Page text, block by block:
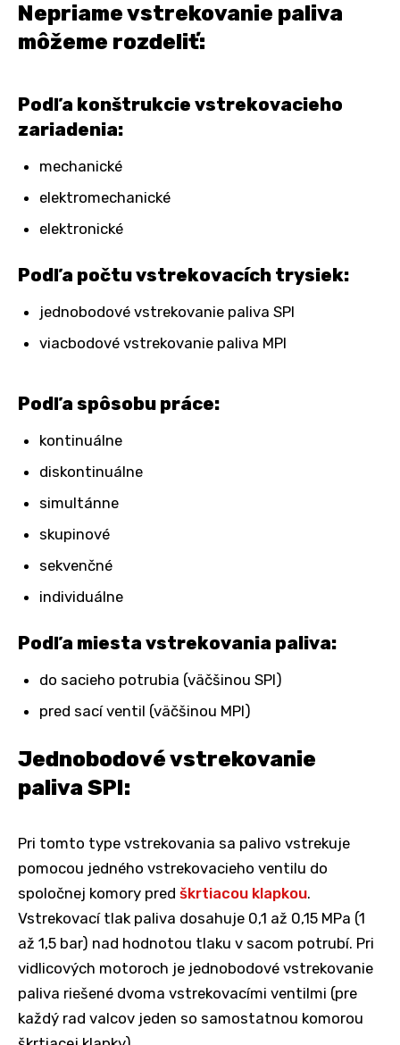
Nepriame vstrekovanie paliva
môžeme rozdeliť:
Podľa konštrukcie vstrekovacieho
zariadenia:
mechanické
elektromechanické
elektronické
Podľa počtu vstrekovacích trysiek:
jednobodové vstrekovanie paliva SPI
viacbodové vstrekovanie paliva MPI
Podľa spôsobu práce:
kontinuálne
diskontinuálne
simultánne
skupinové
sekvenčné
individuálne
Podľa miesta vstrekovania paliva:
do sacieho potrubia (väčšinou SPI)
pred sací ventil (väčšinou MPI)
Jednobodové vstrekovanie
paliva SPI:
Pri tomto type vstrekovania sa palivo vstrekuje
pomocou jedného vstrekovacieho ventilu do
spoločnej komory pred škrtiacou klapkou.
Vstrekovací tlak paliva dosahuje 0,1 až 0,15 MPa (1
až 1,5 bar) nad hodnotou tlaku v sacom potrubí. Pri
vidlicových motoroch je jednobodové vstrekovanie
paliva riešené dvoma vstrekovacími ventilmi (pre
každý rad valcov jeden so samostatnou komorou